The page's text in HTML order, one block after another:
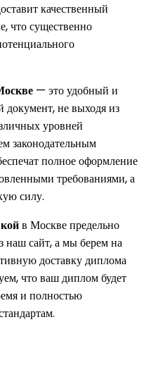
качественный
что существенно
— это удобный и
не выходя из
уровней
законодательным
полное оформление
требованиями, а
силу.
в Москве предельно
наш сайт, а мы берем на
доставку диплома
что ваш диплом будет
и полностью